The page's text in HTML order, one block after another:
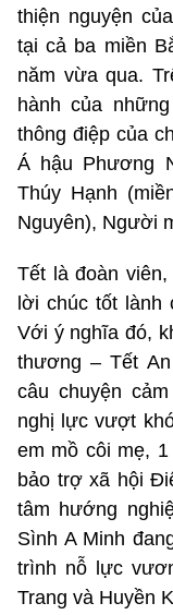
thiện nguyện
tại cả ba miền
năm vừa qua.
hành của
thông điệp của
Á hậu Phương
Thúy Hạnh
Nguyên), Người
Tết là đoàn
lời chúc tốt
Với ý nghĩa đó,
thương – Tết
câu chuyện
nghị lực vượt
em mồ côi mẹ,
bảo trợ xã hội
tâm hướng
Sình A Minh
trình nỗ lực
Trang và Huyền